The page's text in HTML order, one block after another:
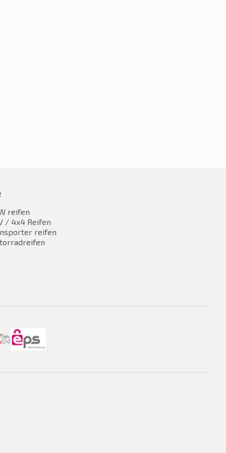
102H
reifen
/ 4x4 Reifen
reifen